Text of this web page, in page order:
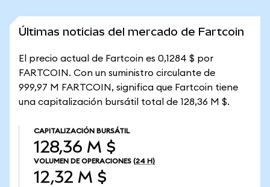
Últimas noticias del mercado de Fartcoin
El precio actual de Fartcoin es 0,1284 $ por
FARTCOIN. Con un suministro circulante de
999,97 M FARTCOIN, significa que Fartcoin tiene
una capitalización bursátil total de 128,36 M $.
CAPITALIZACIÓN BURSÁTIL
128,36 M $
VOLUMEN DE OPERACIONES (24 H)
12,32 M $